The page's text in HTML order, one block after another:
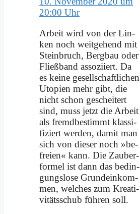
20:00 Uhr
Ar­beit wird von der Lin­
ken noch weit­ge­hend mit
Stein­bruch, Berg­bau oder
Fließ­band as­so­zi­iert. Da
es kei­ne ge­sell­schaft­li­chen
Uto­pien mehr gibt, die
nicht schon ge­schei­tert
sind, muss jetzt die Ar­beit
als fremd­be­stimmt klas­si­
fi­ziert wer­den, da­mit man
sich von die­ser noch »be­
frei­en« kann. Die Zau­ber­
for­mel ist dann das be­din­
gungs­lo­se Grund­ein­kom­
men, wel­ches zum Krea­ti­
vi­täts­schub füh­ren soll.